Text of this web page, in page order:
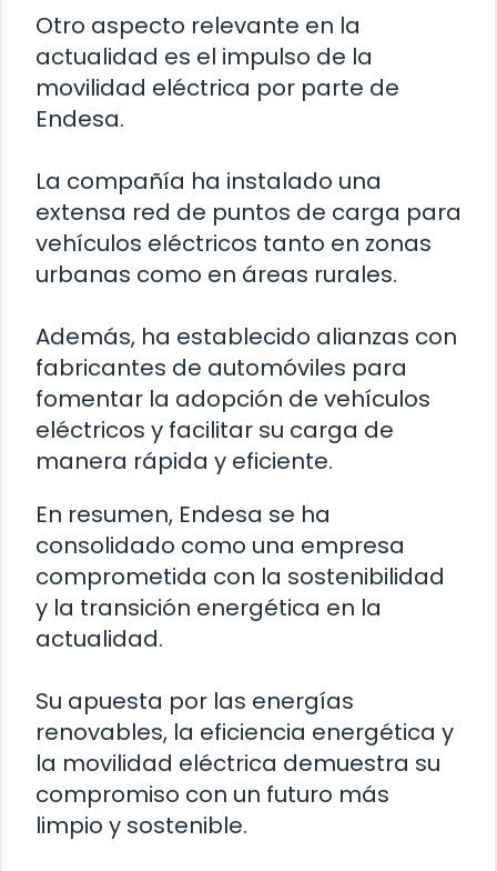
Otro aspecto relevante en la
actualidad es el impulso de la
movilidad eléctrica por parte de
Endesa.
La compañía ha instalado una
extensa red de puntos de carga para
vehículos eléctricos tanto en zonas
urbanas como en áreas rurales.
Además, ha establecido alianzas con
fabricantes de automóviles para
fomentar la adopción de vehículos
eléctricos y facilitar su carga de
manera rápida y eficiente.
En resumen, Endesa se ha
consolidado como una empresa
comprometida con la sostenibilidad
y la transición energética en la
actualidad.
Su apuesta por las energías
renovables, la eficiencia energética y
la movilidad eléctrica demuestra su
compromiso con un futuro más
limpio y sostenible.